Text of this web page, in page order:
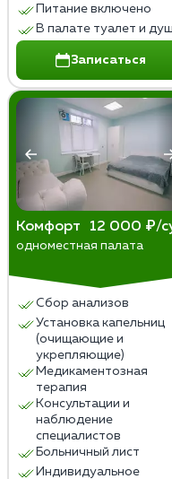
Питание включено
В палате туалет и душ
Записаться
Комфорт 12 000 ₽/
одноместная палата
Сбор анализов
Установка капельниц
(очищающие и
укрепляющие)
Медикаментозная
терапия
Консультации и
наблюдение
специалистов
Больничный лист
Индивидуальное